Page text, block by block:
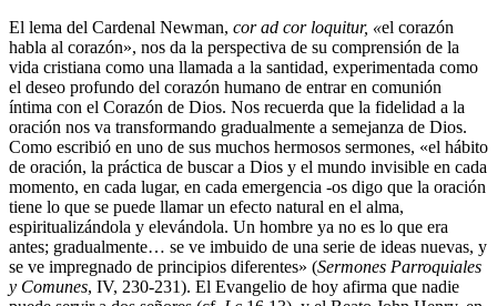
El lema del Cardenal Newman, cor ad cor loquitur, «el corazón
habla al corazón», nos da la perspectiva de su comprensión de la
vida cristiana como una llamada a la santidad, experimentada como
el deseo profundo del corazón humano de entrar en comunión
íntima con el Corazón de Dios. Nos recuerda que la fidelidad a la
oración nos va transformando gradualmente a semejanza de Dios.
Como escribió en uno de sus muchos hermosos sermones, «el hábito
de oración, la práctica de buscar a Dios y el mundo invisible en cada
momento, en cada lugar, en cada emergencia -os digo que la oración
tiene lo que se puede llamar un efecto natural en el alma,
espiritualizándola y elevándola. Un hombre ya no es lo que era
antes; gradualmente… se ve imbuido de una serie de ideas nuevas, y
se ve impregnado de principios diferentes» (Sermones Parroquiales
y Comunes, IV, 230-231). El Evangelio de hoy afirma que nadie